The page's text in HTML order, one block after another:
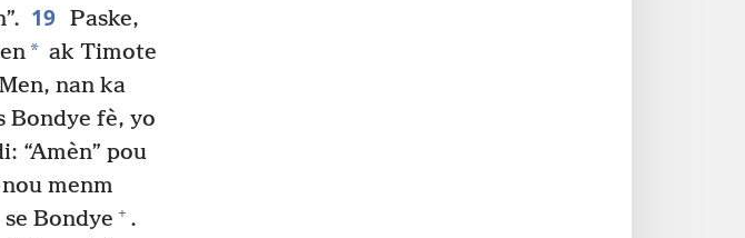
19 Paske,
* ak Timote
nan ka
Bondye fè, yo
“Amèn” pou
menm
Bondye + .